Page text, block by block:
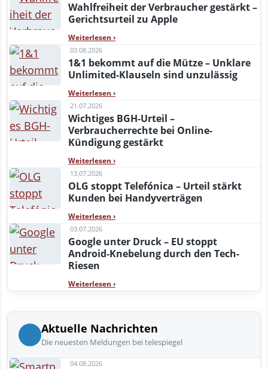
Wahlfreiheit der Verbraucher gestärkt –
Gerichtsurteil zu Apple
Weiterlesen ›
03.08.2026
1&1 bekommt auf die Mütze – Unklare
Unlimited-Klauseln sind unzulässig
Weiterlesen ›
21.07.2026
Wichtiges BGH-Urteil –
Verbraucherrechte bei Online-
Kündigung gestärkt
Weiterlesen ›
13.07.2026
OLG stoppt Telefónica – Urteil stärkt
Kunden bei Handyverträgen
Weiterlesen ›
03.07.2026
Google unter Druck – EU stoppt
Android-Knebelung durch den Tech-
Riesen
Weiterlesen ›
Aktuelle Nachrichten
Die neuesten Meldungen bei telespiegel
04.08.2026